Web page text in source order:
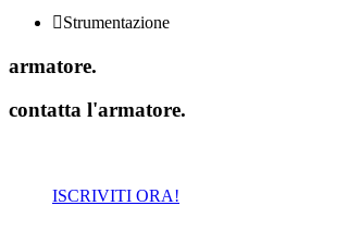
Strumentazione
armatore.
contatta l'armatore.
ISCRIVITI ORA!